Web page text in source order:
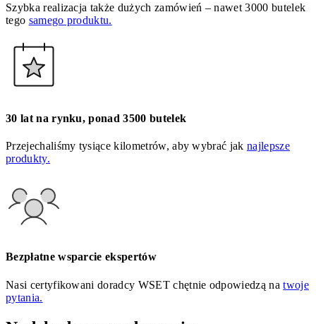
Szybka realizacja także dużych zamówień – nawet 3000 butelek
tego samego produktu.
30 lat na rynku, ponad 3500 butelek
Przejechaliśmy tysiące kilometrów, aby wybrać jaknajlepsze
produkty.
Bezpłatne wsparcie ekspertów
Nasi certyfikowani doradcy WSET chętnie odpowiedzą natwoje
pytania.